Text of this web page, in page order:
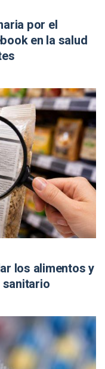
por el
en la salud
los alimentos y